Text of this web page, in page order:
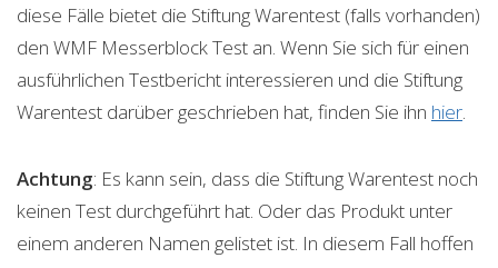
diese Fälle bietet die Stiftung Warentest (falls vorhanden)
den WMF Messerblock Test an. Wenn Sie sich für einen
ausführlichen Testbericht interessieren und die Stiftung
Warentest darüber geschrieben hat, finden Sie ihn hier
Achtung: Es kann sein, dass die Stiftung Warentest noch
keinen Test durchgeführt hat. Oder das Produkt unter
einem anderen Namen gelistet ist. In diesem Fall hoffen